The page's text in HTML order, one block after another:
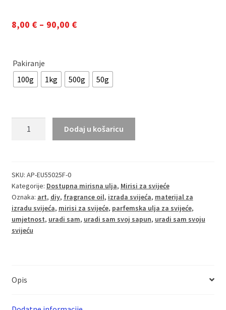
8,00 € – 90,00 €Raspon
do
Pakiranje
100g
1kg 500g 50g
svijeće
količina
Dodaj u košaricu
SKU: AP-EU55025F-0
Kategorije: Dostupna mirisna ulja, Mirisi za svijeće
Oznaka: art, diy, fragrance oil, izrada svijeća, materijal za
izradu svijeća, mirisi za svijeće, parfemska ulja za svijeće,
umjetnost, uradi sam, uradi sam svoj sapun, uradi sam svoju
svijeću
Opis